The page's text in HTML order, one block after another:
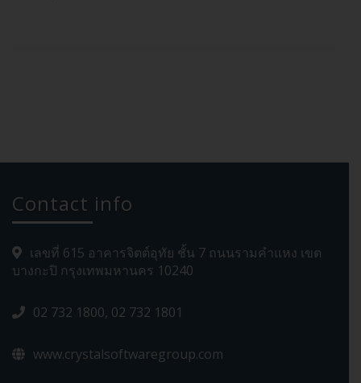
Contact info
เลขที่ 615 อาคารจิตต์อุทัย ชั้น 7 ถนนรามคำแหง เขต
บางกะปิ กรุงเทพมหานคร 10240
02 732 1800, 02 732 1801
www.crystalsoftwaregroup.com